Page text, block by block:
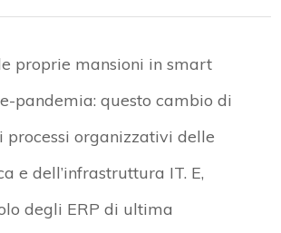
proprie mansioni in smart
pandemia: questo cambio di
organizzativi delle
e dell’infrastruttura IT. E,
degli ERP di ultima